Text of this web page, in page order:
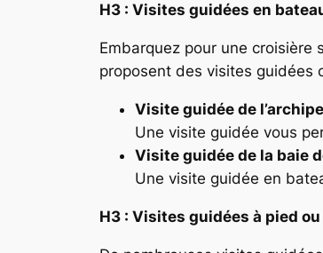
H3 : Visites guidées en
Embarquez pour une croisière
proposent des visites guidées
Visite guidée de
Une visite guidée vous
Visite guidée de la baie
Une visite guidée en
H3 : Visites guidées à pied ou